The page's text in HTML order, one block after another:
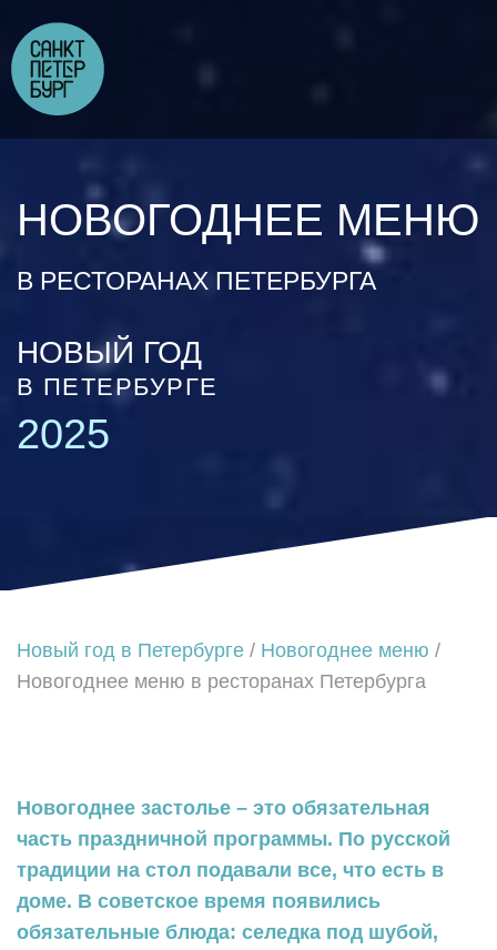
НОВОГОДНЕЕ МЕНЮ
В РЕСТОРАНАХ ПЕТЕРБУРГА
НОВЫЙ ГОД
В ПЕТЕРБУРГЕ
2025
Новый год в Петербурге / Новогоднее меню /
Новогоднее меню в ресторанах Петербурга
Новогоднее застолье – это обязательная
часть праздничной программы. По русской
традиции на стол подавали все, что есть в
доме. В советское время появились
обязательные блюда: селедка под шубой,